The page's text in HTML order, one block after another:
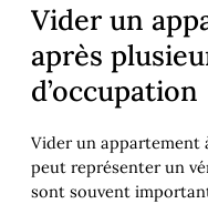
Vider un
après
d’occupation
Vider un appartement
peut représenter un
sont souvent